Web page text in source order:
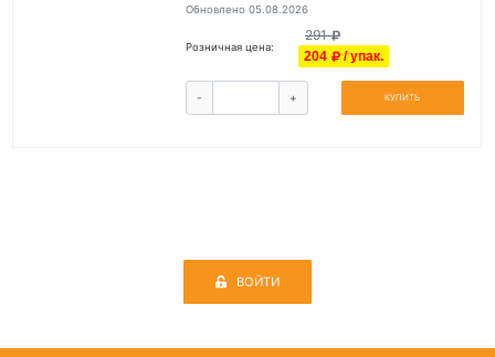
Обновлено 05.08.2026
Розничная цена:
291
204 / упак.
- + КУПИТЬ
ВОЙТИ